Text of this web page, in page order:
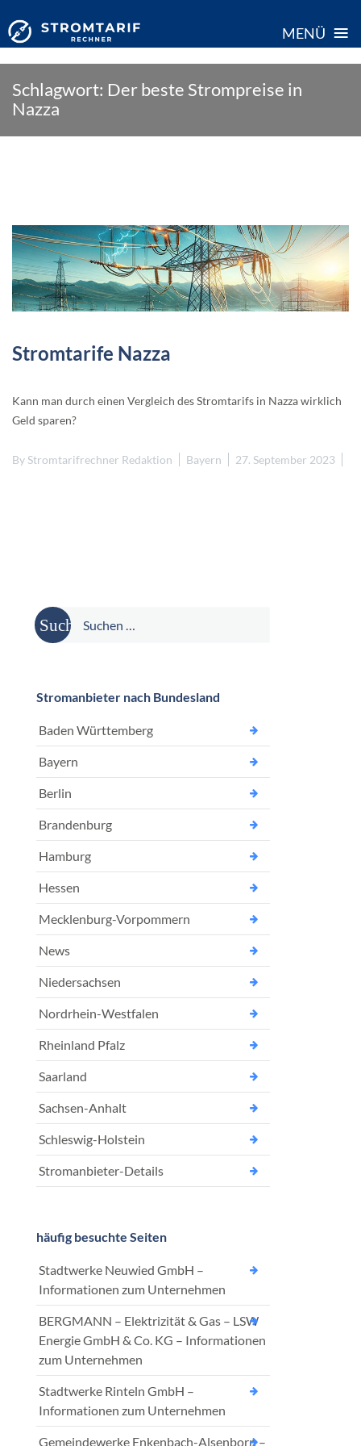
MENÜ ≡
content
Schlagwort: Der beste Strompreise in
Nazza
Stromtarife Nazza
Kann man durch einen Vergleich des Stromtarifs in Nazza wirklich
Geld sparen?
By Stromtarifrechner Redaktion Bayern 27. September 2023
Suche
nach:
Stromanbieter nach Bundesland
Baden Württemberg
Bayern
Berlin
Brandenburg
Hamburg
Hessen
Mecklenburg-Vorpommern
News
Niedersachsen
Nordrhein-Westfalen
Rheinland Pfalz
Saarland
Sachsen-Anhalt
Schleswig-Holstein
Stromanbieter-Details
häufig besuchte Seiten
Stadtwerke Neuwied GmbH –
Informationen zum Unternehmen
BERGMANN – Elektrizität & Gas – LSW
Energie GmbH & Co. KG – Informationen
zum Unternehmen
Stadtwerke Rinteln GmbH –
Informationen zum Unternehmen
Gemeindewerke Enkenbach-Alsenborn –